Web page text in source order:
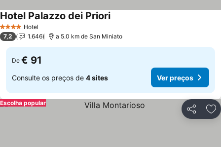
4 EstrelasHotel
Hotel Palazzo dei Priori
7,2 1.646 a 5.0 km de San Miniato
De € 91
Consulte os preços de 4 sites Ver preços
Partilhar
Escolha popular